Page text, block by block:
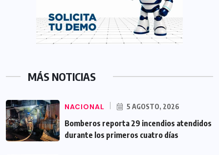
MÁS NOTICIAS
NACIONAL 5 AGOSTO, 2026
Bomberos reporta 29 incendios atendidos
durante los primeros cuatro días